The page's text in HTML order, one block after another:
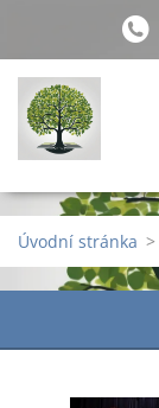
Úvodní stránka >